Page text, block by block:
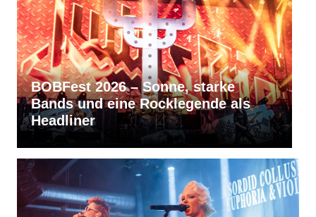
RVBang Festival 2026 – Balingen
bleibt die Metal-Hochburg des
Südens